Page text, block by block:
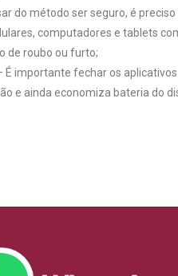
do método ser seguro, é
computadores e tablets
de roubo ou furto;
É importante fechar os
e ainda economiza bateria do